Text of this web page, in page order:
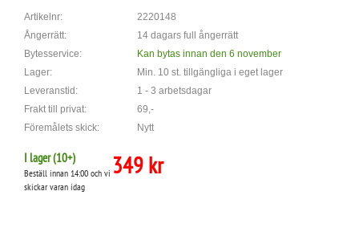
Artikelnr:
2220148
Ångerrätt:
14 dagars full ångerrätt
Bytesservice:
Kan bytas innan den 6 november
Lager:
Min. 10 st. tillgängliga i eget lager
Leveranstid:
1 - 3 arbetsdagar
Frakt till privat:
69,-
Föremålets skick:
Nytt
I lager (10+)
Beställ innan 14:00 och vi
skickar varan idag
349 kr